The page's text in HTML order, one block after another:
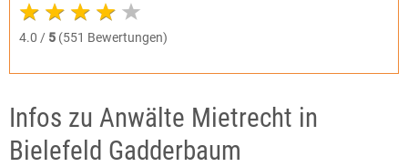
4.0 / 5 (551 Bewertungen)
Infos zu Anwälte Mietrecht in
Bielefeld Gadderbaum